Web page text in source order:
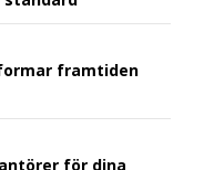
framtiden
för dina